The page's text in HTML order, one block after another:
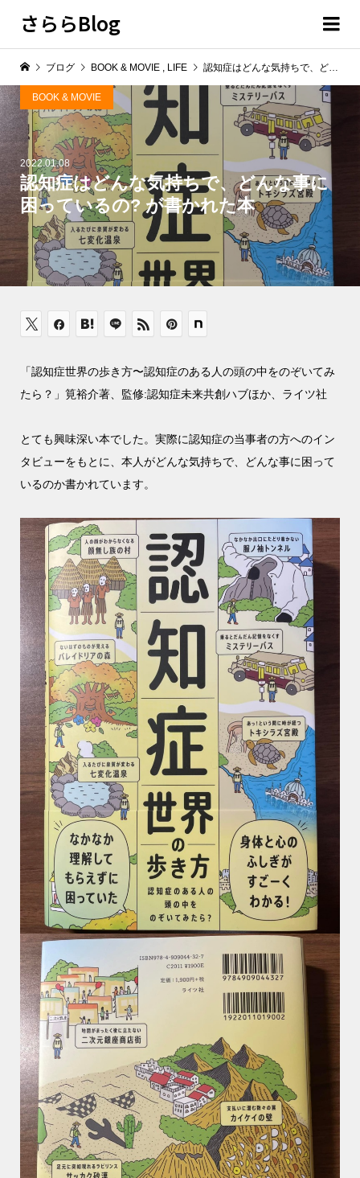
さららBlog
2022.01.08
認知症はどんな気持ちで、どんな事に
困っているの? が書かれた本
BOOK & MOVIE
ブログ BOOK & MOVIE , LIFE 認知症はどんな気持ちで、どんな事に困っているの? が書かれた本
「認知症世界の歩き方〜認知症のある人の頭の中をのぞいてみ
たら？」筧裕介著、監修:認知症未来共創ハブほか、ライツ社
とても興味深い本でした。実際に認知症の当事者の方へのイン
タビューをもとに、本人がどんな気持ちで、どんな事に困って
いるのか書かれています。